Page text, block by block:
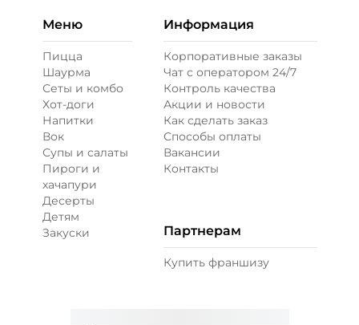
Перец болгарский запеченный
(20 г)
/20
39 ₽
Перец халапеньо (15 г)/15 г
29 ₽
Соус барбекю (20 г)/20 г
Меню
Пицца
Шаурма
Сеты и комбо
Хот-доги
Напитки
Вок
Супы и салаты
Пироги и
хачапури
Десерты
Детям
Закуски
Информация
Корпоративные заказы
Чат с оператором 24/7
Контроль качества
Акции и новости
Как сделать заказ
Способы оплаты
Вакансии
Контакты
Партнерам
Купить франшизу